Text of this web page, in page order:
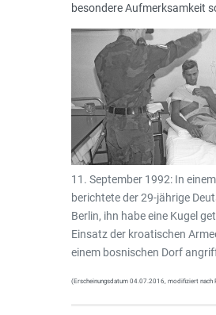
besondere Aufmerksamkeit
11. September 1992: In
berichtete der 29-jährige
Berlin, ihn habe eine Kugel
Einsatz der kroatischen
einem bosnischen Dorf
(Erscheinungsdatum 04.07.2016, modifiziert